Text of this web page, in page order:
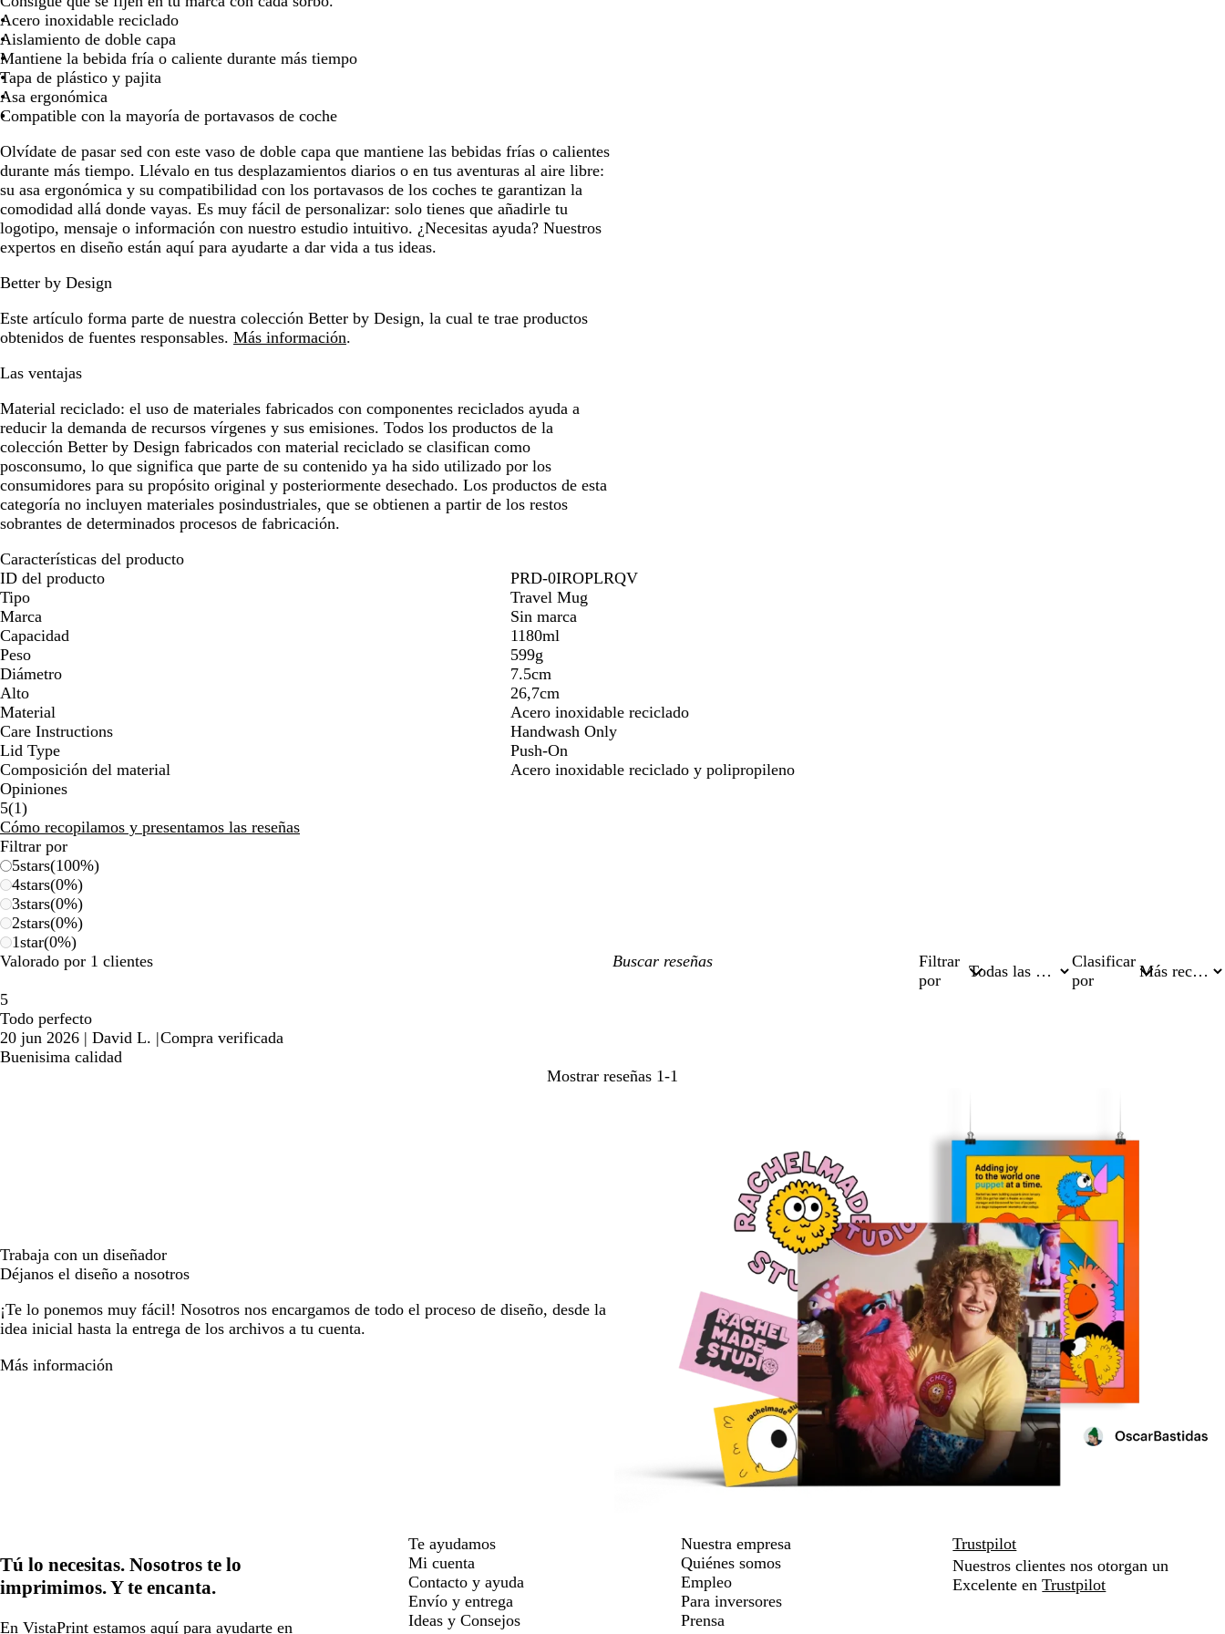
para
moverte
por
la
imagen
por
Acero inoxidable reciclado
Aislamiento de doble capa
Mantiene la bebida fría o caliente durante más tiempo
Tapa de plástico y pajita
Asa ergonómica
Compatible con la mayoría de portavasos de coche
Olvídate de pasar sed con este vaso de doble capa que mantiene las bebidas frías o calientes
durante más tiempo. Llévalo en tus desplazamientos diarios o en tus aventuras al aire libre:
su asa ergonómica y su compatibilidad con los portavasos de los coches te garantizan la
comodidad allá donde vayas. Es muy fácil de personalizar: solo tienes que añadirle tu
logotipo, mensaje o información con nuestro estudio intuitivo. ¿Necesitas ayuda? Nuestros
expertos en diseño están aquí para ayudarte a dar vida a tus ideas.
Better by Design
Este artículo forma parte de nuestra colección Better by Design, la cual te trae productos
obtenidos de fuentes responsables. Más información.
Las ventajas
Material reciclado: el uso de materiales fabricados con componentes reciclados ayuda a
reducir la demanda de recursos vírgenes y sus emisiones. Todos los productos de la
colección Better by Design fabricados con material reciclado se clasifican como
posconsumo, lo que significa que parte de su contenido ya ha sido utilizado por los
consumidores para su propósito original y posteriormente desechado. Los productos de esta
categoría no incluyen materiales posindustriales, que se obtienen a partir de los restos
sobrantes de determinados procesos de fabricación.
Características del producto
ID del producto
PRD-0IROPLRQV
Tipo
Travel Mug
Marca
Sin marca
Capacidad
1180ml
Peso
599g
Diámetro
7.5cm
Alto
26,7cm
Material
Acero inoxidable reciclado
Care Instructions
Handwash Only
Lid Type
Push-On
Composición del material
Acero inoxidable reciclado y polipropileno
Opiniones
5(11
reseñas
)
Cómo recopilamos y presentamos las reseñas
Filtrar por
5stars(100%)
4stars(0%)
3stars(0%)
2stars(0%)
1star(0%)
Valorado por 1 clientes
Mis
Filtrar
por
Clasificar
por
5
Todo perfecto
20 jun 2026 | David L. |Compra verificada
Buenisima calidad
Mostrar reseñas 1-1
Trabaja con un diseñador
Déjanos el diseño a nosotros
¡Te lo ponemos muy fácil! Nosotros nos encargamos de todo el proceso de diseño, desde la
idea inicial hasta la entrega de los archivos a tu cuenta.
Más información
Tú lo necesitas. Nosotros te lo
imprimimos. Y te encanta.
En VistaPrint estamos aquí para ayudarte en
Te ayudamos
Mi cuenta
Contacto y ayuda
Envío y entrega
Ideas y Consejos
Nuestra empresa
Quiénes somos
Empleo
Para inversores
Prensa
Trustpilot
Nuestros clientes nos otorgan un
Excelente enTrustpilot